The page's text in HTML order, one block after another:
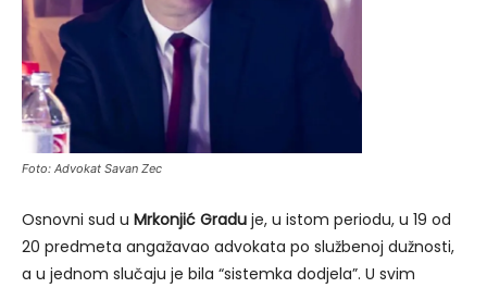
Foto: Advokat Savan Zec
Osnovni sud u Mrkonjić Gradu je, u istom periodu, u 19 od
20 predmeta angažavao advokata po službenoj dužnosti,
a u jednom slučaju je bila “sistemka dodjela”. U svim